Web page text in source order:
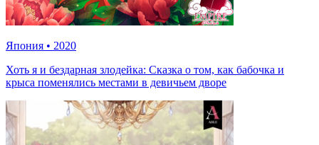
Япония • 2020
Хоть я и бездарная злодейка: Сказка о том, как бабочка и
крыса поменялись местами в девичьем дворе